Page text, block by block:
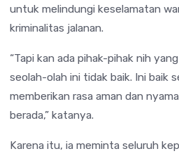
untuk melindungi keselamatan
kriminalitas jalanan.
“Tapi kan ada pihak-pihak nih
seolah-olah ini tidak baik. Ini baik
memberikan rasa aman dan
berada,” katanya.
Karena itu, ia meminta seluruh